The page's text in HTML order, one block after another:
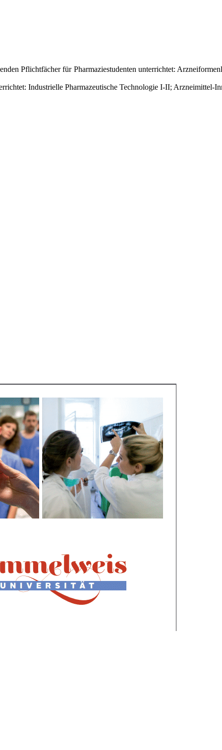
Pflichtfächer für Pharmaziestudenten unterrichtet:
Industrielle Pharmazeutische Technologie I-II; Arzneimittel-